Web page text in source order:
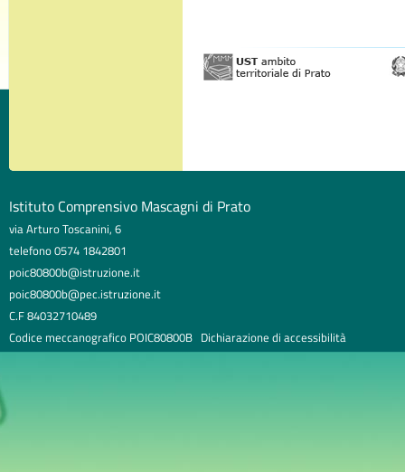
Istituto Comprensivo Mascagni di Prato
via Arturo Toscanini, 6
telefono 0574 1842801
poic80800b@istruzione.it
poic80800b@pec.istruzione.it
C.F 84032710489
Codice meccanografico POIC80800B Dichiarazione di accessibilità